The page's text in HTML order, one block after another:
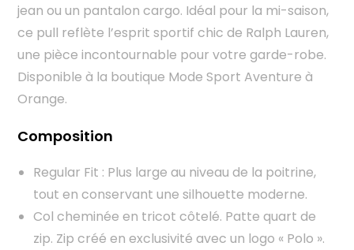
jean ou un pantalon cargo. Idéal pour la mi-saison,
ce pull reflète l’esprit sportif chic de Ralph Lauren,
une pièce incontournable pour votre garde-robe.
Disponible à la boutique Mode Sport Aventure à
Orange.
Composition
Regular Fit : Plus large au niveau de la poitrine,
tout en conservant une silhouette moderne.
Col cheminée en tricot côtelé. Patte quart de
zip. Zip créé en exclusivité avec un logo « Polo ».